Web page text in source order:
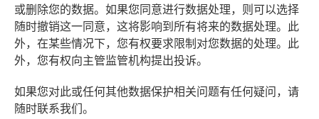
或删除您的数据。如果您同意进行数据处理，则可以选择
随时撤销这一同意，这将影响到所有将来的数据处理。此
外，在某些情况下，您有权要求限制对您数据的处理。此
外，您有权向主管监管机构提出投诉。
如果您对此或任何其他数据保护相关问题有任何疑问，请
随时联系我们。